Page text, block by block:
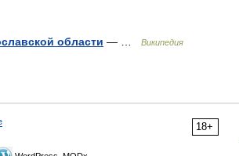
области — … Википедия
18+